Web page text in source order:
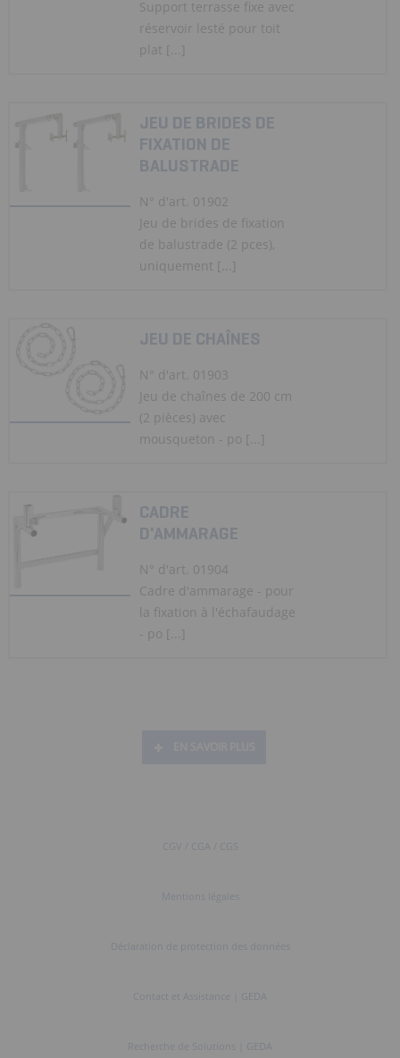
Support terrasse fixe avec
réservoir lesté pour toit
plat [...]
JEU DE BRIDES DE
FIXATION DE
BALUSTRADE
N° d'art. 01902
Jeu de brides de fixation
de balustrade (2 pces),
uniquement [...]
JEU DE CHAÎNES
N° d'art. 01903
Jeu de chaînes de 200 cm
(2 pièces) avec
mousqueton - po [...]
CADRE
D'AMMARAGE
N° d'art. 01904
Cadre d'ammarage - pour
la fixation à l'échafaudage
- po [...]
CGV / CGA / CGS
Mentions légales
Déclaration de protection des données
Contact et Assistance | GEDA
Recherche de Solutions | GEDA